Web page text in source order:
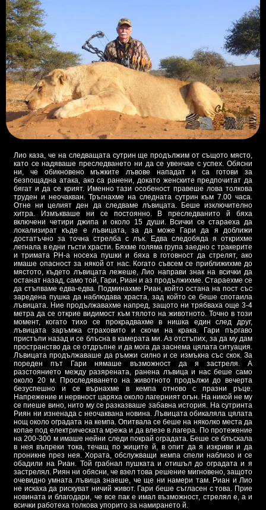
Лио каза, че на следващата сутрин ще продължим от същото място,
като се надяваше преследването ни да се увенчае с успех. Обясни
ни, че обикновено мъжките лъвове нападат и са готови за
безпощадна атака, ако са ранени, докато женските предпочитат да
бягат и да се крият. Именно тази особеност правеше лова толкова
труден и неочакван. Тръгнахме на следната сутрин към 7.00 часа.
Отне ни целият ден да следваме лъвицата. Беше изключително
хитра. Измъкваше ни се постоянно. В преследванито й бяха
включени четири джипа и около 15 души. Всички се стараеха да
локализират къде е лъвицата, за да може Гари да я доближи
достатъчно за точна стрелба с лък. Едва следобяда я открихме
легнала в едни гъсти храсти. Бяхме голяма група заедно с тракерите
и тримата РН-а носеха пушки и бяха в готовност да стрелят, ако
имаше опасност за някой от нас. Когато съвсем се приближихме до
мястото, където лъвицата лежеше, Лио направи знак на всички да
останат назад, само той, Гари, Риан и аз продължихме. Стараехме се
да стъпваме едва-едва. Подминахме Риан, който остана на пост със
заредена пушка да наблюдава храста, зад който се беше спотаила
лъвицата. Ние продължавахме напред, защото ни трябваха още 3-4
метра да се открие видимост към тялото на животното. Точно в този
момент, когато тихо се прокрадвахме в нишка един след друг,
лъвицата заръмжа страховито и скочи на крака. Гари пъргаво
пристъпи назад и се блъсна в камерата ми. Аз отстъпих, за да му дам
пространство да се отдръпне и да мога да заснема цялата ситуация.
Лъвицата продължаваше да ръмжи силно и се измъкна със скок. За
пореден път Гари нямаше възможност да я застреля. А
разстоянието между разярената, ранена лъвица и нас беше само
около 20 м. Проследяването на животното продължи до вечерта
безуспешно и се върнахме в кемпа отново с празни ръце.
Напрежение и нервност царяха около лагерният огън. На никой не му
се пиеше вино, нито му се разказваше забавна история. На сутринта
Риян ни изненада с неочаквана новина. Лъвицата обикаляла цялата
нощ около оградата на кемпа. Опитвала се беше на няколко места да
копае под електрическата мрежа и да влезе в лагера. По протежение
на 200-300 м имаше нейни следи покрай оградата. Беше се блъскала
в нея въпреки тока, течащ по жиците й, в опит да я изкриви и да
проникне през нея. Хората, обслужващи кемпа спели наблизо и се
обадили на Риан. Той грабнал пушката и отишъл до оградата и я
застрелял. Риян ни обясни, че взел това решение мигновено, защото
очевидно умната лъвица знаеше, че ще ни намери там. Риан и Лио
не искаха да рискуват ничий живот. Гари беше съгласен с това. Прие
новината и благодари, че все пак е имал възможност, стрелял е, а и
всички работеха толкова упорито за намирането й.